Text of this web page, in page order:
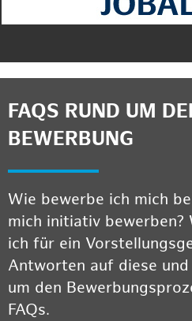
FAQS RUND UM
BEWERBUNG
Wie bewerbe ich mich
mich initiativ bewerben?
ich für ein
Antworten auf diese
um den
FAQs.